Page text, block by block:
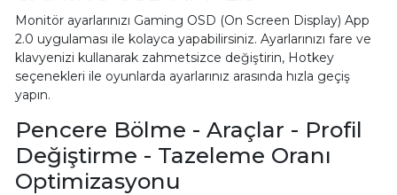
Monitör ayarlarınızı Gaming OSD (On Screen Display) App
2.0 uygulaması ile kolayca yapabilirsiniz. Ayarlarınızı fare ve
klavyenizi kullanarak zahmetsizce değiştirin, Hotkey
seçenekleri ile oyunlarda ayarlarınız arasında hızla geçiş
yapın.
Pencere Bölme - Araçlar - Profil
Değiştirme - Tazeleme Oranı
Optimizasyonu